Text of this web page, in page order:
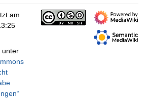
am
unter